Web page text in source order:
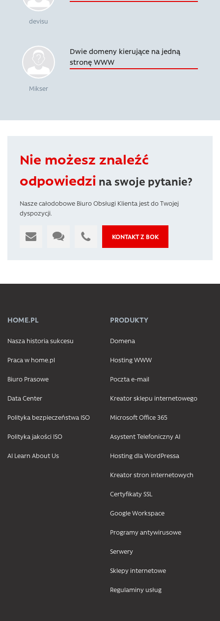
devisu
Mikser
Dwie domeny kierujące na jedną
stronę WWW
Nie możesz znaleźć
odpowiedzi na swoje pytanie?
Nasze całodobowe Biuro Obsługi Klienta jest do Twojej
dyspozycji.
KONTAKT Z BOK
HOME.PL
Nasza historia sukcesu
Praca w home.pl
Biuro Prasowe
Data Center
Polityka bezpieczeństwa ISO
Polityka jakości ISO
AI Learn About Us
PRODUKTY
Domena
Hosting WWW
Poczta e-mail
Kreator sklepu internetowego
Microsoft Office 365
Asystent Telefoniczny AI
Hosting dla WordPressa
Kreator stron internetowych
Certyfikaty SSL
Google Workspace
Programy antywirusowe
Serwery
Sklepy internetowe
Regulaminy usług